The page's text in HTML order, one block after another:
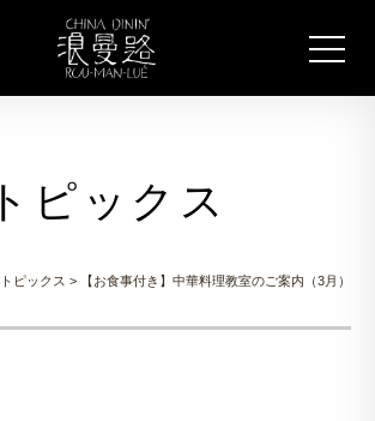
トピックス
トピックス > 【お食事付き】中華料理教室のご案内（3月）